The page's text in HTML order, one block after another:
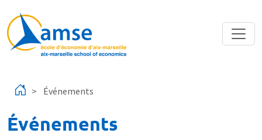
Événements
Événements